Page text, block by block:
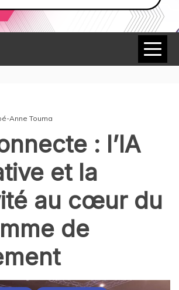
Anne Touma
: l’IA
et la
au cœur du
de